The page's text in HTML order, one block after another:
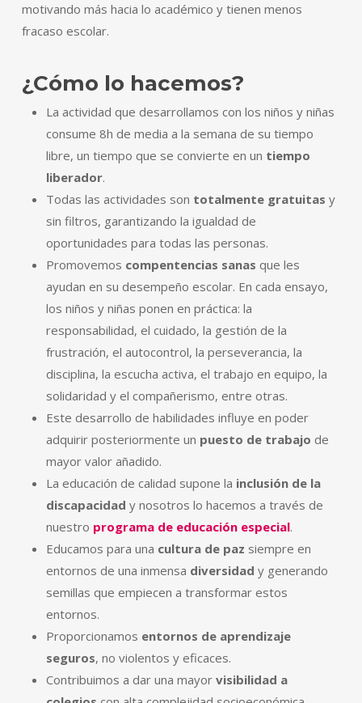
motivando más hacia lo académico y tienen menos
fracaso escolar.
¿Cómo lo hacemos?
La actividad que desarrollamos con los niños y niñas
consume 8h de media a la semana de su tiempo
libre, un tiempo que se convierte en un tiempo
liberador.
Todas las actividades son totalmente gratuitas y
sin filtros, garantizando la igualdad de
oportunidades para todas las personas.
Promovemos compentencias sanas que les
ayudan en su desempeño escolar. En cada ensayo,
los niños y niñas ponen en práctica: la
responsabilidad, el cuidado, la gestión de la
frustración, el autocontrol, la perseverancia, la
disciplina, la escucha activa, el trabajo en equipo, la
solidaridad y el compañerismo, entre otras.
Este desarrollo de habilidades influye en poder
adquirir posteriormente un puesto de trabajo de
mayor valor añadido.
La educación de calidad supone la inclusión de la
discapacidad y nosotros lo hacemos a través de
nuestro programa de educación especial.
Educamos para una cultura de paz siempre en
entornos de una inmensa diversidad y generando
semillas que empiecen a transformar estos
entornos.
Proporcionamos entornos de aprendizaje
seguros, no violentos y eficaces.
Contribuimos a dar una mayor visibilidad a